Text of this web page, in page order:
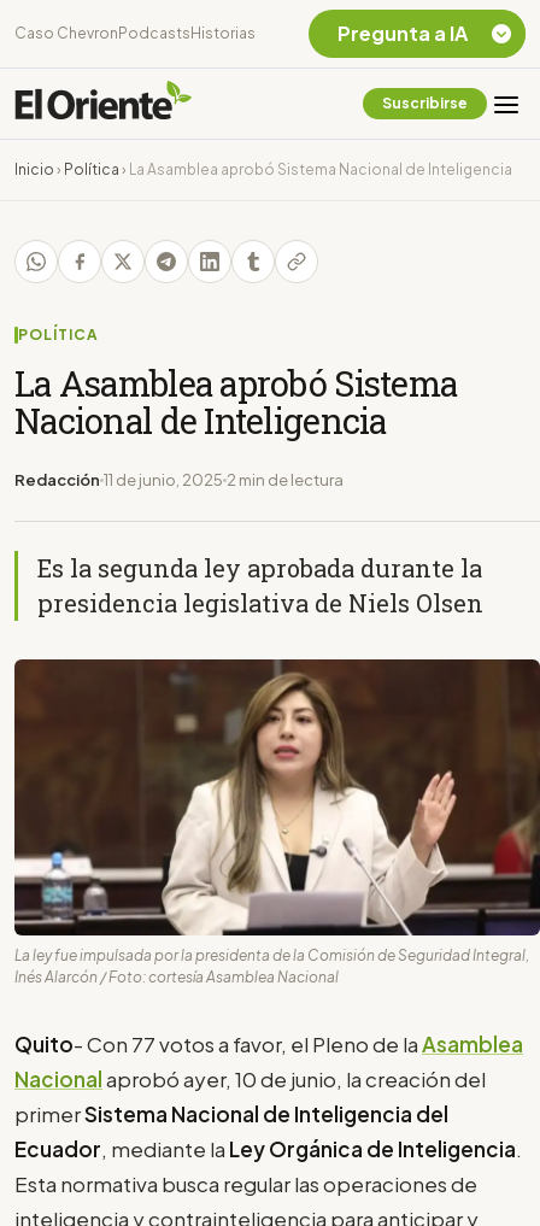
Caso Chevron Podcasts Historias
Suscribirse
Inicio › Política › La Asamblea aprobó Sistema Nacional de Inteligencia
POLÍTICA
La Asamblea aprobó Sistema
Nacional de Inteligencia
Redacción 11 de junio, 2025 2 min de lectura
Es la segunda ley aprobada durante la
presidencia legislativa de Niels Olsen
La ley fue impulsada por la presidenta de la Comisión de Seguridad Integral,
Inés Alarcón / Foto: cortesía Asamblea Nacional
Quito- Con 77 votos a favor, el Pleno de laAsamblea
Nacionalaprobó ayer, 10 de junio, la creación del
primerSistema Nacional de Inteligencia del
Ecuador, mediante la Ley Orgánica de Inteligencia.
Esta normativa busca regular las operaciones de
inteligencia y contrainteligencia para anticipar y
Pregunta a IA
Chevron Ecuador